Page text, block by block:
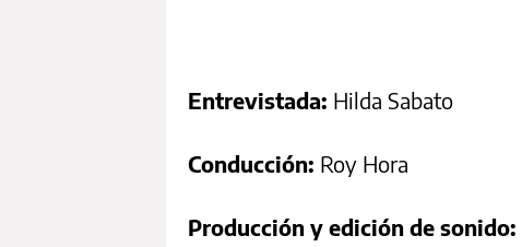
Entrevistada: Hilda Sabato
Conducción: Roy Hora
Producción y edición de sonido: